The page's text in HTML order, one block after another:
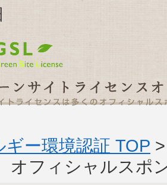
ギー環境認証 TOP
フィシャルスポ